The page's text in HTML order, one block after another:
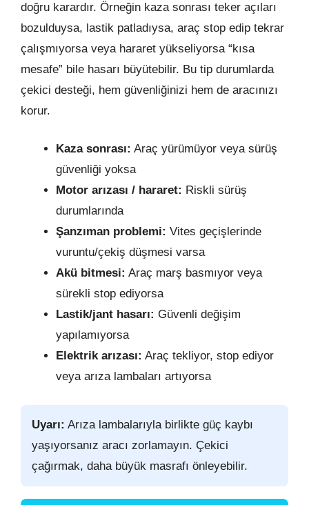
doğru karardır. Örneğin kaza sonrası teker açıları
bozulduysa, lastik patladıysa, araç stop edip tekrar
çalışmıyorsa veya hararet yükseliyorsa “kısa
mesafe” bile hasarı büyütebilir. Bu tip durumlarda
çekici desteği, hem güvenliğinizi hem de aracınızı
korur.
Kaza sonrası: Araç yürümüyor veya sürüş
güvenliği yoksa
Motor arızası / hararet: Riskli sürüş
durumlarında
Şanzıman problemi: Vites geçişlerinde
vuruntu/çekiş düşmesi varsa
Akü bitmesi: Araç marş basmıyor veya
sürekli stop ediyorsa
Lastik/jant hasarı: Güvenli değişim
yapılamıyorsa
Elektrik arızası: Araç tekliyor, stop ediyor
veya arıza lambaları artıyorsa
Uyarı: Arıza lambalarıyla birlikte güç kaybı
yaşıyorsanız aracı zorlamayın. Çekici
çağırmak, daha büyük masrafı önleyebilir.